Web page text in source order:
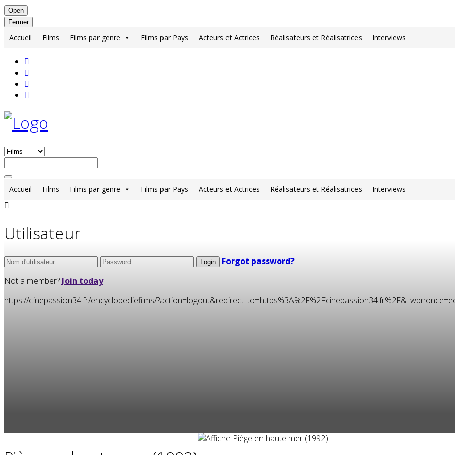
Open
Fermer
Accueil Films Films par genre Films par Pays Acteurs et Actrices Réalisateurs et Réalisatrices Interviews
Accueil Films Films par genre Films par Pays Acteurs et Actrices Réalisateurs et Réalisatrices Interviews
Utilisateur
Forgot password?
Not a member? Join today
https://cinepassion34.fr/encyclopediefilms/